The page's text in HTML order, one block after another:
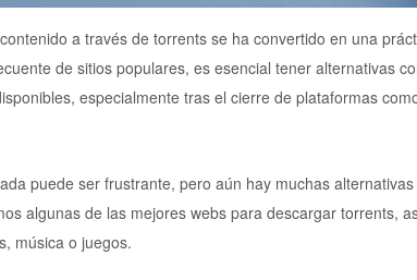
a través de torrents se ha convertido en una
de sitios populares, es esencial tener alternativas
especialmente tras el cierre de plataformas
puede ser frustrante, pero aún hay muchas
algunas de las mejores webs para descargar torrents,
música o juegos.